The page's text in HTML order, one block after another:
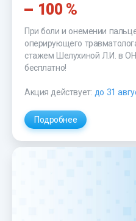
100 %
При боли и онемении
оперирующего
стажем Шелухиной Л.И. в
бесплатно!
Акция действует: до 31
Подробнее